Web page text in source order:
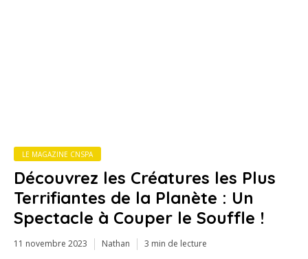
LE MAGAZINE CNSPA
Découvrez les Créatures les Plus
Terrifiantes de la Planète : Un
Spectacle à Couper le Souffle !
11 novembre 2023 Nathan 3 min de lecture